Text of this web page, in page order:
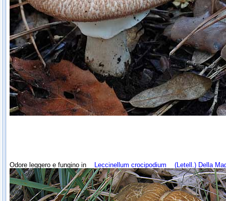
Odore leggero e fungino in Leccinellum crocipodium (Letell.) Della